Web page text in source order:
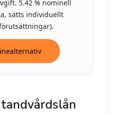
5.42 % nominell
sätts individuellt